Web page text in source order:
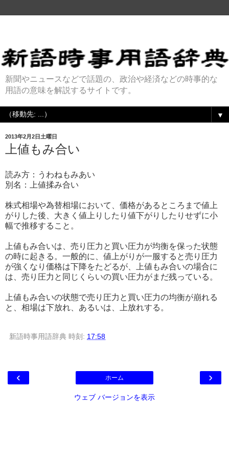
新聞やニュースなどで話題の、政治や経済などの時事的な
用語の意味を解説するサイトです。
▼
2013年2月2日土曜日
上値もみ合い
読み方：うわねもみあい
別名：上値揉み合い
株式相場や為替相場において、価格があるところまで値上
がりした後、大きく値上りしたり値下がりしたりせずに小
幅で推移すること。
上値もみ合いは、売り圧力と買い圧力が均衡を保った状態
の時に起きる。一般的に、値上がりが一服すると売り圧力
が強くなり価格は下降をたどるが、上値もみ合いの場合に
は、売り圧力と同じくらいの買い圧力がまだ残っている。
上値もみ合いの状態で売り圧力と買い圧力の均衡が崩れる
と、相場は下放れ、あるいは、上放れする。
新語時事用語辞典 時刻: 17:58
‹ ›
ホーム
ウェブ バージョンを表示